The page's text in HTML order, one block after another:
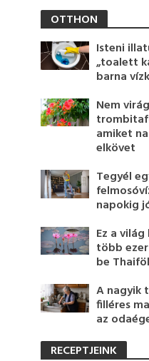
OTTHON
Isteni
„toalett
barna
Nem
amiket
elkövet
Tegyél
napokig
Ez a
több
be
A nagyik
filléres
az
RECEPTJEINK